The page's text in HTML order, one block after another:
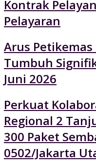
Kontrak
Pelayaran
Arus Petikemas
Tumbuh
Juni 2026
Perkuat
Regional 2
300 Paket
0502/Jakarta